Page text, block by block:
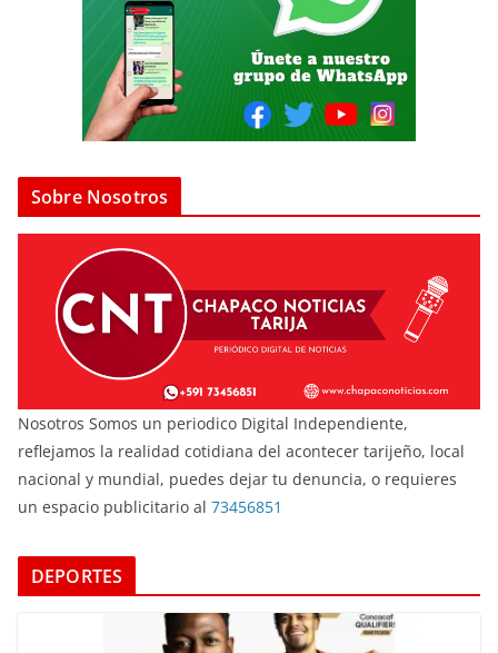
Sobre Nosotros
Nosotros Somos un periodico Digital Independiente,
reflejamos la realidad cotidiana del acontecer tarijeño, local
nacional y mundial, puedes dejar tu denuncia, o requieres
un espacio publicitario al 73456851
DEPORTES